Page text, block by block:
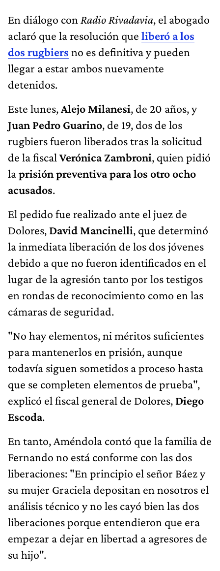
En diálogo con Radio Rivadavia, el abogado
aclaró que la resolución que liberó a los
dos rugbiers no es definitiva y pueden
llegar a estar ambos nuevamente
detenidos.
Este lunes,Alejo Milanesi, de 20 años, y
Juan Pedro Guarino, de 19, dos de los
rugbiers fueron liberados tras la solicitud
de la fiscal Verónica Zambroni, quien pidió
laprisión preventiva para los otro ocho
acusados.
El pedido fue realizado ante el juez de
Dolores, David Mancinelli, que determinó
la inmediata liberación de los dos jóvenes
debido a que no fueron identificados en el
lugar de la agresión tanto por los testigos
en rondas de reconocimiento como en las
cámaras de seguridad.
"No hay elementos, ni méritos suficientes
para mantenerlos en prisión, aunque
todavía siguen sometidos a proceso hasta
que se completen elementos de prueba",
explicó el fiscal general de Dolores, Diego
Escoda.
En tanto, Améndola contó que la familia de
Fernando no está conforme con las dos
liberaciones: "En principio el señor Báez y
su mujer Graciela depositan en nosotros el
análisis técnico y no les cayó bien las dos
liberaciones porque entendieron que era
empezar a dejar en libertad a agresores de
su hijo".